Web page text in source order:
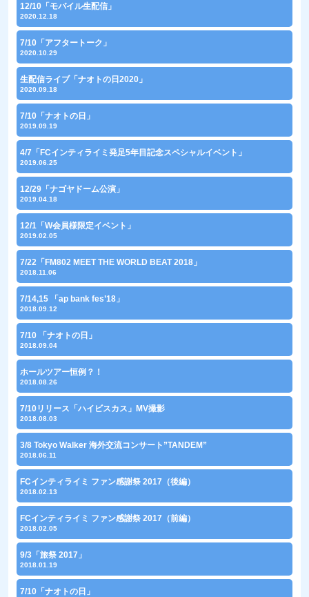
12/10「モバイル生配信」
2020.12.18
7/10「アフタートーク」
2020.10.29
生配信ライブ「ナオトの日2020」
2020.09.18
7/10「ナオトの日」
2019.09.19
4/7「FCインティライミ発足5年目記念スペシャルイベント」
2019.06.25
12/29「ナゴヤドーム公演」
2019.04.18
12/1「W会員様限定イベント」
2019.02.05
7/22「FM802 MEET THE WORLD BEAT 2018」
2018.11.06
7/14,15 「ap bank fes’18」
2018.09.12
7/10 「ナオトの日」
2018.09.04
ホールツアー恒例？！
2018.08.26
7/10リリース「ハイビスカス」MV撮影
2018.08.03
3/8 Tokyo Walker 海外交流コンサート”TANDEM”
2018.06.11
FCインティライミ ファン感謝祭 2017（後編）
2018.02.13
FCインティライミ ファン感謝祭 2017（前編）
2018.02.05
9/3「旅祭 2017」
2018.01.19
7/10「ナオトの日」